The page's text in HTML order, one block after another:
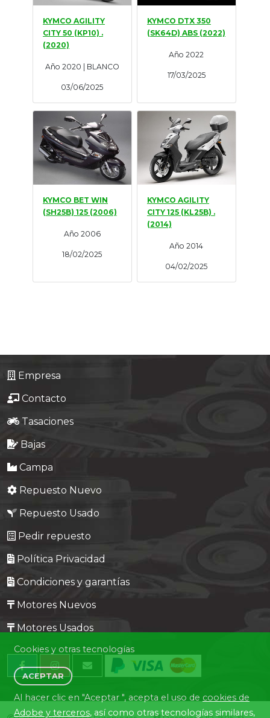
KYMCO AGILITY
CITY 50 (KP10) .
(2020)
Año 2020 | BLANCO
03/06/2025
KYMCO DTX 350
(SK64D) ABS (2022)
Año 2022
17/03/2025
KYMCO BET WIN
(SH25B) 125 (2006)
Año 2006
18/02/2025
KYMCO AGILITY
CITY 125 (KL25B) .
(2014)
Año 2014
04/02/2025
Empresa
Contacto
Tasaciones
Bajas
Campa
Repuesto Nuevo
Repuesto Usado
Pedir repuesto
Política Privacidad
Condiciones y garantías
Motores Nuevos
Motores Usados
Cookies y otras tecnologías
ACEPTAR
Al hacer clic en "Aceptar ", acepta el uso de cookies de
Adobe y terceros, así como otras tecnologías similares,